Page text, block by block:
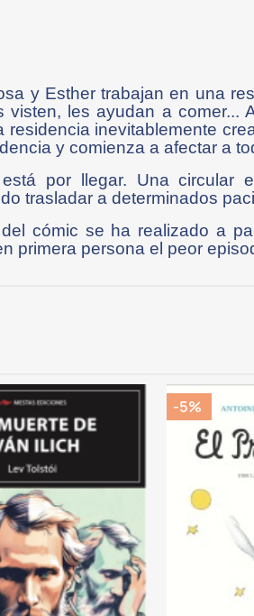
y Esther trabajan en una
visten, les ayudan a comer...
residencia inevitablemente
y comienza a afectar a
por llegar. Una circular
trasladar a determinados
cómic se ha realizado a
primera persona el peor
-5%